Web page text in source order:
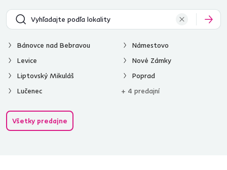
Bánovce nad Bebravou
Levice
Liptovský Mikuláš
Lučenec
Námestovo
Nové Zámky
Poprad
+ 4 predajní
Všetky predajne